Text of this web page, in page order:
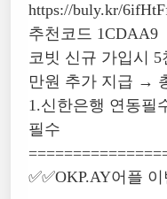
https://buly.kr/
추천코드 1CDAA9
코빗 신규 가입시
만원 추가 지급 →
1.신한은행 연동필
필수
✅✅OKP.AY어플 이